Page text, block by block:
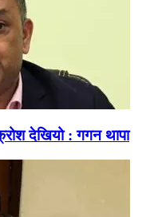
देखियो : गगन थापा